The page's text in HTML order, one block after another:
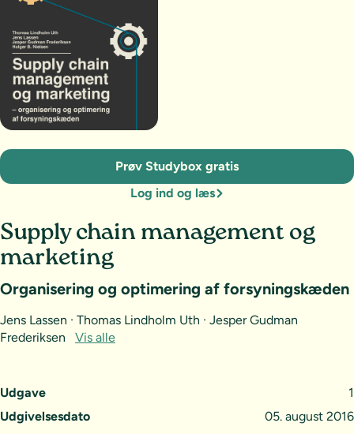
Udgave
1
Udgivelsesdato
05. august 2016
Supply chain management og
marketing
Organisering og optimering af forsyningskæden
Jens Lassen · Thomas Lindholm Uth · Jesper Gudman
Frederiksen
Vis alle
Prøv Studybox gratis
Log ind og læs